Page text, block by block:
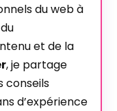
du web à
et de la
, je partage
conseils
d’expérience